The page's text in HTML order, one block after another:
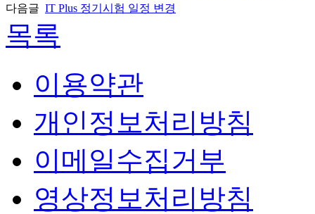
다음글 IT Plus 정기시험 일정 변경
목록
이용약관
개인정보처리방침
이메일수집거부
영상정보처리방침